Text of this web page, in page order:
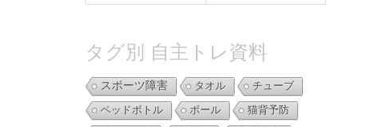
タグ別 自主トレ資料
スポーツ障害 タオル
チューブ
ペッドボトル
ボール
猫背予防